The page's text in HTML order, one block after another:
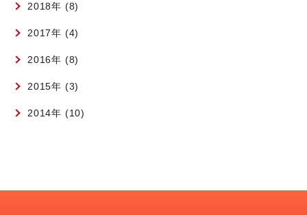
2018年 (8)
2017年 (4)
2016年 (8)
2015年 (3)
2014年 (10)